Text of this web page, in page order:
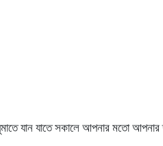
যান যাতে সকালে আপনার মতো